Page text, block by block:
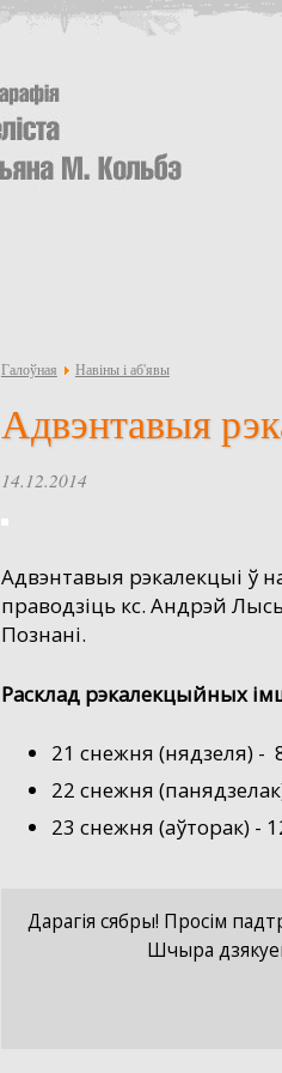
Галоўная Навіны і аб'явы
Адвэнтавыя
14.12.2014
Адвэнтавыя рэкалекцыі ў
праводзіць кс. Андрэй
Познані.
Расклад рэкалекцыйных
21 снежня (нядзеля) -
22 снежня
23 снежня (аўторак) -
Дарагія сябры! Просім
Шчыра